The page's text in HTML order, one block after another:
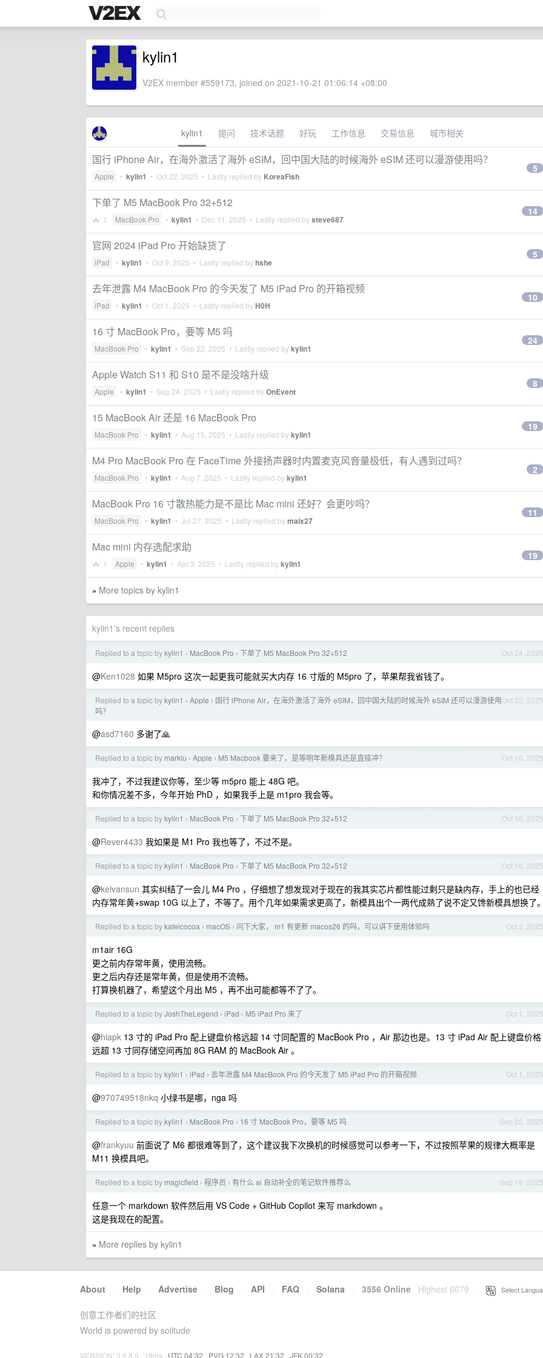
kylin1
V2EX member #559173, joined on 2021-10-21 01:06:14 +08:00
kylin1 提问 技术话题 好玩 工作信息 交易信息 城市相关
国行 iPhone Air，在海外激活了海外 eSIM，回中国大陆的时候海外 eSIM 还可以漫游使用吗？
Apple • kylin1 • Oct 22, 2025 • Lastly replied by KoreaFish
5
下单了 M5 MacBook Pro 32+512
1 MacBook Pro • kylin1 • Dec 11, 2025 • Lastly replied bysteve687
14
官网 2024 iPad Pro 开始缺货了
iPad • kylin1 • Oct 9, 2025 • Lastly replied byhshe
5
去年泄露 M4 MacBook Pro 的今天发了 M5 iPad Pro 的开箱视频
iPad • kylin1 • Oct 1, 2025 • Lastly replied byH0H
10
16 寸 MacBook Pro，要等 M5 吗
MacBook Pro • kylin1 • Sep 22, 2025 • Lastly replied bykylin1
24
Apple Watch S11 和 S10 是不是没啥升级
Apple • kylin1 • Sep 24, 2025 • Lastly replied byOnEvent
8
15 MacBook Air 还是 16 MacBook Pro
MacBook Pro • kylin1 • Aug 15, 2025 • Lastly replied bykylin1
19
M4 Pro MacBook Pro 在 FaceTime 外接扬声器时内置麦克风音量极低，有人遇到过吗？
MacBook Pro • kylin1 • Aug 7, 2025 • Lastly replied bykylin1
2
MacBook Pro 16 寸散热能力是不是比 Mac mini 还好？会更吵吗？
MacBook Pro • kylin1 • Jul 27, 2025 • Lastly replied bymaix27
11
Mac mini 内存选配求助
1 Apple • kylin1 • Apr 3, 2025 • Lastly replied bykylin1
19
» More topics by kylin1
kylin1's recent replies
Oct 24, 2025
Replied to a topic bykylin1 › MacBook Pro › 下单了 M5 MacBook Pro 32+512
@Ken1028 如果 M5pro 这次一起更我可能就买大内存 16 寸版的 M5pro 了，苹果帮我省钱了。
Oct 22, 2025
Replied to a topic bykylin1 › Apple › 国行 iPhone Air，在海外激活了海外 eSIM，回中国大陆的时候海外 eSIM 还可以漫游使用
吗？
@asd7160 多谢了🙏
Oct 16, 2025
Replied to a topic by marklu › Apple › M5 Macbook 要来了，是等明年新模具还是直接冲？
我冲了，不过我建议你等，至少等 m5pro 能上 48G 吧。
和你情况差不多，今年开始 PhD ，如果我手上是 m1pro 我会等。
Oct 16, 2025
Replied to a topic bykylin1 › MacBook Pro › 下单了 M5 MacBook Pro 32+512
@Rever4433 我如果是 M1 Pro 我也等了，不过不是。
Oct 16, 2025
Replied to a topic bykylin1 › MacBook Pro › 下单了 M5 MacBook Pro 32+512
@kelvansun 其实纠结了一会儿 M4 Pro ，仔细想了想发现对于现在的我其实芯片都性能过剩只是缺内存，手上的也已经
内存常年黄+swap 10G 以上了，不等了。用个几年如果需求更高了，新模具出个一两代成熟了说不定又馋新模具想换了。
Oct 3, 2025
Replied to a topic bykafeicocoa › macOS › 问下大家， m1 有更新 macos26 的吗，可以讲下使用体验吗
m1air 16G
更之前内存常年黄，使用流畅。
更之后内存还是常年黄，但是使用不流畅。
打算换机器了，希望这个月出 M5 ，再不出可能都等不了了。
Oct 1, 2025
Replied to a topic byJoshTheLegend › iPad › M5 iPad Pro 来了
@hiapk 13 寸的 iPad Pro 配上键盘价格远超 14 寸同配置的 MacBook Pro ，Air 那边也是。13 寸 iPad Air 配上键盘价格
远超 13 寸同存储空间再加 8G RAM 的 MacBook Air 。
Oct 1, 2025
Replied to a topic bykylin1 › iPad › 去年泄露 M4 MacBook Pro 的今天发了 M5 iPad Pro 的开箱视频
@970749518nkq 小绿书是哪，nga 吗
Sep 22, 2025
Replied to a topic bykylin1 › MacBook Pro › 16 寸 MacBook Pro，要等 M5 吗
@frankyuu 前面说了 M6 都很难等到了，这个建议我下次换机的时候感觉可以参考一下，不过按照苹果的规律大概率是
M11 换模具吧。
Sep 18, 2025
Replied to a topic by magicfield › 程序员 › 有什么 ai 自动补全的笔记软件推荐么
任意一个 markdown 软件然后用 VS Code + GitHub Copilot 来写 markdown 。
这是我现在的配置。
» More replies by kylin1
About · Help · Advertise · Blog · API · FAQ · Solana · 3556 Online Highest 6679 Select
创意工作者们的社区
World is powered by solitude
VERSION: 3.9.8.5 · 19ms · UTC 04:32 · PVG 12:32 · LAX 21:32 · JFK 00:32